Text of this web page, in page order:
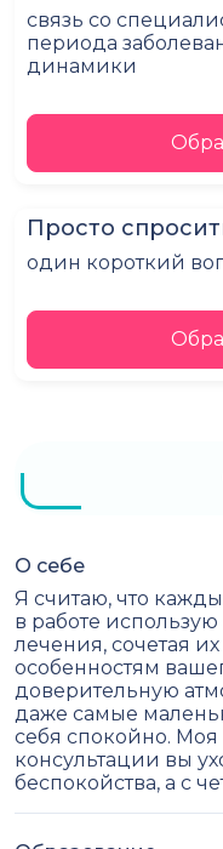
связь со
периода
динамики
Просто
один короткий
О себе
Я считаю, что
в работе
лечения, сочетая
особенностям
доверительную
даже самые
себя спокойно.
консультации вы
беспокойства, а с